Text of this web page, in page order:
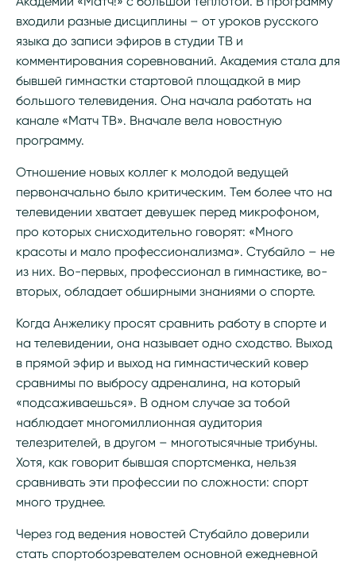
входили разные дисциплины – от уроков русского
языка до записи эфиров в студии ТВ и
комментирования соревнований. Академия стала для
бывшей гимнастки стартовой площадкой в мир
большого телевидения. Она начала работать на
канале «Матч ТВ». Вначале вела новостную
программу.
Отношение новых коллег к молодой ведущей
первоначально было критическим. Тем более что на
телевидении хватает девушек перед микрофоном,
про которых снисходительно говорят: «Много
красоты и мало профессионализма». Стубайло – не
из них. Во-первых, профессионал в гимнастике, во-
вторых, обладает обширными знаниями о спорте.
Когда Анжелику просят сравнить работу в спорте и
на телевидении, она называет одно сходство. Выход
в прямой эфир и выход на гимнастический ковер
сравнимы по выбросу адреналина, на который
«подсаживаешься». В одном случае за тобой
наблюдает многомиллионная аудитория
телезрителей, в другом – многотысячные трибуны.
Хотя, как говорит бывшая спортсменка, нельзя
сравнивать эти профессии по сложности: спорт
много труднее.
Через год ведения новостей Стубайло доверили
стать спортобозревателем основной ежедневной